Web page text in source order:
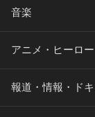
音楽
アニメ・ヒーロー
報道・情報・ド